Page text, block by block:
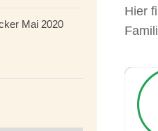
Hier
Mai 2020